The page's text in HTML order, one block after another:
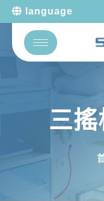
language
三